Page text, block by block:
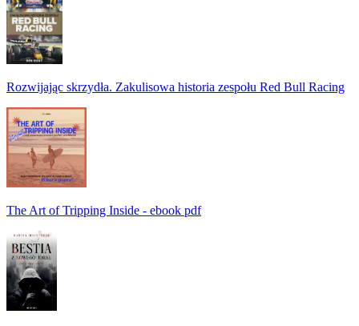
Rozwijając skrzydła. Zakulisowa historia zespołu Red Bull Racing
The Art of Tripping Inside - ebook pdf